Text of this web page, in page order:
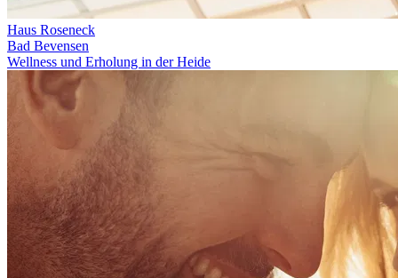
Haus Roseneck
Bad Bevensen
Wellness und Erholung in der Heide